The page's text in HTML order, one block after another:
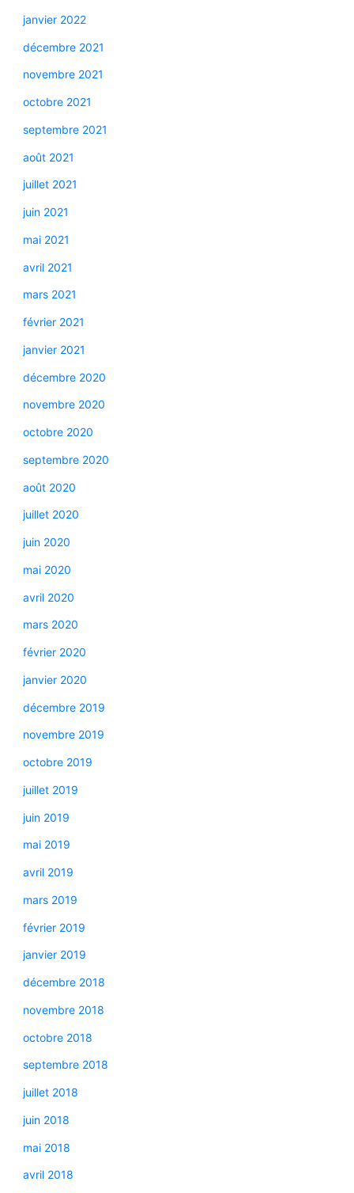
janvier 2022
décembre 2021
novembre 2021
octobre 2021
septembre 2021
août 2021
juillet 2021
juin 2021
mai 2021
avril 2021
mars 2021
février 2021
janvier 2021
décembre 2020
novembre 2020
octobre 2020
septembre 2020
août 2020
juillet 2020
juin 2020
mai 2020
avril 2020
mars 2020
février 2020
janvier 2020
décembre 2019
novembre 2019
octobre 2019
juillet 2019
juin 2019
mai 2019
avril 2019
mars 2019
février 2019
janvier 2019
décembre 2018
novembre 2018
octobre 2018
septembre 2018
juillet 2018
juin 2018
mai 2018
avril 2018